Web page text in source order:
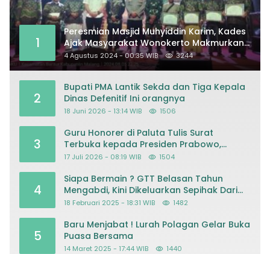
1
Peresmian Masjid Muhyiddin Karim, Kades
Ajak Masyarakat Wonokerto Makmurkan
Masjid
4 Agustus 2024 - 00:35 WIB 3244
2
Bupati PMA Lantik Sekda dan Tiga Kepala
Dinas Defenitif Ini orangnya
18 Juni 2026 - 13:14 WIB 1506
3
Guru Honorer di Paluta Tulis Surat
Terbuka kepada Presiden Prabowo,
Mohon Keadilan atas Dugaan
17 Juli 2026 - 08:19 WIB 1504
4
Siapa Bermain ? GTT Belasan Tahun
Mengabdi, Kini Dikeluarkan Sepihak Dari
Dapodik
18 Februari 2025 - 18:31 WIB 1482
5
Baru Menjabat ! Lurah Polagan Gelar Buka
Puasa Bersama
14 Maret 2025 - 17:44 WIB 1440